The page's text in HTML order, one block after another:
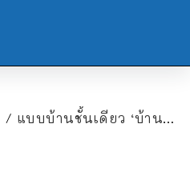
/ แบบบ้านชั้นเดียว ‘บ้านกรมเขา’ รูปทรงหลังคาลาดเอียงมีเอกลักษณ์ ดูโมเดิร์นทันสมัย